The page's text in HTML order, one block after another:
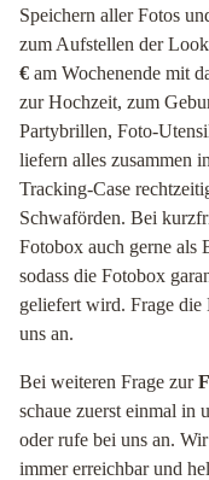
Speichern aller Fotos
zum Aufstellen der
€ am Wochenende mit
zur Hochzeit, zum
Partybrillen, Foto-
liefern alles zusammen
Tracking-Case
Schwaförden. Bei
Fotobox auch gerne als
sodass die Fotobox
geliefert wird. Frage die
uns an.
Bei weiteren Frage zur
schaue zuerst einmal in
oder rufe bei uns an.
immer erreichbar und